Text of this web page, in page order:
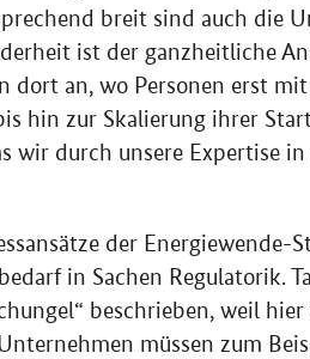
breit sind auch die
ist der ganzheitliche
dort an, wo Personen erst
hin zur Skalierung ihrer
wir durch unsere Expertise
der
in Sachen Regulatorik.
beschrieben, weil
müssen zum